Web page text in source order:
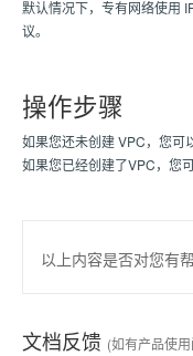
默认情况下，专有网络使用
议。
操作步骤
如果您还未创建 VPC，您可
如果您已经创建了VPC，您
以上内容是否对您有帮
文档反馈 (如有产品使